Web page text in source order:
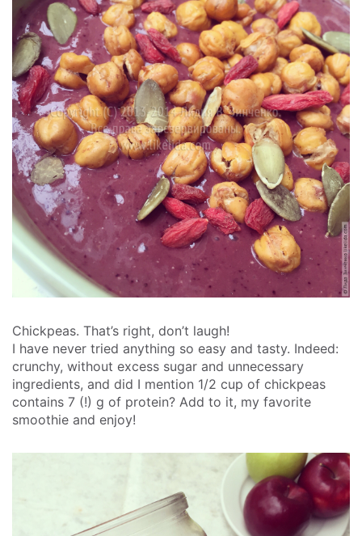
Chickpeas. That’s right, don’t laugh!
I have never tried anything so easy and tasty. Indeed:
crunchy, without excess sugar and unnecessary
ingredients, and did I mention 1/2 cup of chickpeas
contains 7 (!) g of protein? Add to it, my favorite
smoothie and enjoy!